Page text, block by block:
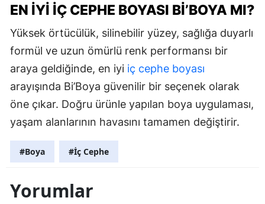
EN İYI İÇ CEPHE BOYASI BI’BOYA MI?
Yüksek örtücülük, silinebilir yüzey, sağlığa duyarlı
formül ve uzun ömürlü renk performansı bir
araya geldiğinde, en iyi iç cephe boyası
arayışında Bi’Boya güvenilir bir seçenek olarak
öne çıkar. Doğru ürünle yapılan boya uygulaması,
yaşam alanlarının havasını tamamen değiştirir.
#Boya #İç Cephe
Yorumlar